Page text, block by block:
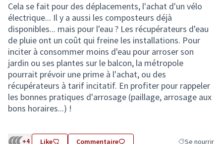
Cela se fait pour des déplacements, l'achat d'un vélo
électrique... Il y a aussi les composteurs déjà
disponibles... mais pour l'eau ? Les récupérateurs d'eau
de pluie ont un coût qui freine les installations. Pour
inciter à consommer moins d'eau pour arroser son
jardin ou ses plantes sur le balcon, la métropole
pourrait prévoir une prime à l'achat, ou des
récupérateurs à tarif incitatif. En profiter pour rappeler
les bonnes pratiques d'arrosage (paillage, arrosage aux
bons horaires...) !
+4 Like Commentaire Se nourrir